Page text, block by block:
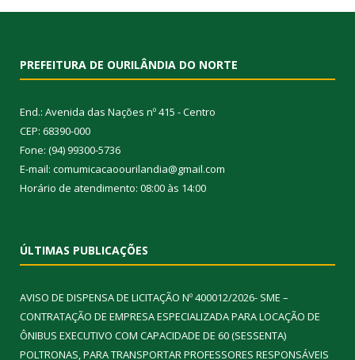
PREFEITURA DE OURILÂNDIA DO NORTE
End.: Avenida das Nações nº 415 - Centro
CEP: 68390-000
Fone: (94) 99300-5736
E-mail: comumicacaoourilandia@gmail.com
Horário de atendimento: 08:00 às 14:00
ÚLTIMAS PUBLICAÇÕES
AVISO DE DISPENSA DE LICITAÇÃO Nº 400012/2026- SME –
CONTRATAÇÃO DE EMPRESA ESPECIALIZADA PARA LOCAÇÃO DE
ÔNIBUS EXECUTIVO COM CAPACIDADE DE 60 (SESSENTA)
POLTRONAS, PARA TRANSPORTAR PROFESSORES RESPONSÁVEIS